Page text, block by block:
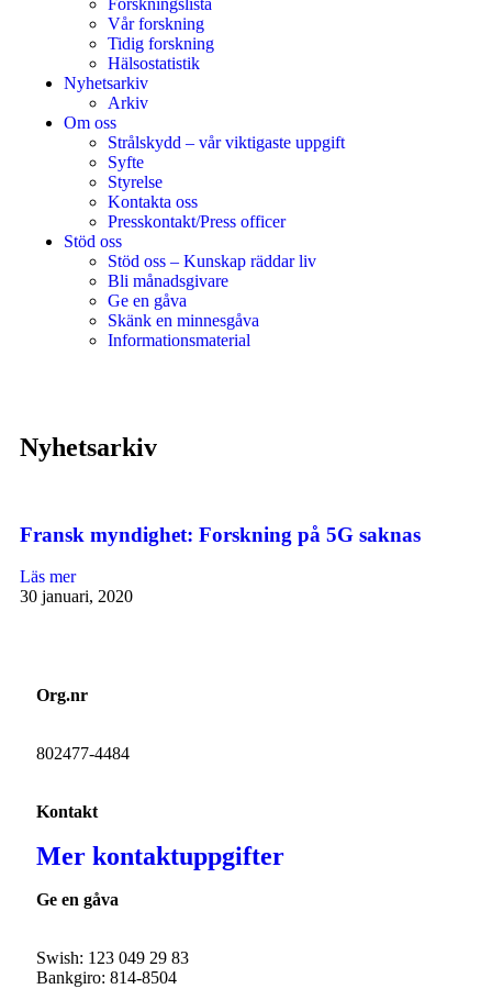
Forskningslista
Vår forskning
Tidig forskning
Hälsostatistik
Nyhetsarkiv
Arkiv
Om oss
Strålskydd – vår viktigaste uppgift
Syfte
Styrelse
Kontakta oss
Presskontakt/Press officer
Stöd oss
Stöd oss – Kunskap räddar liv
Bli månadsgivare
Ge en gåva
Skänk en minnesgåva
Informationsmaterial
Nyhetsarkiv
Fransk myndighet: Forskning på 5G saknas
Läs mer
30 januari, 2020
Org.nr
802477-4484
Kontakt
Mer kontaktuppgifter
Ge en gåva
Swish: 123 049 29 83
Bankgiro: 814-8504